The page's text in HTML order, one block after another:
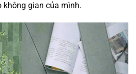
không gian của mình.